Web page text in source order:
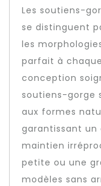
Les soutiens-
se distinguent
les
parfait à
conception
soutiens-gorge
aux formes
garantissant
maintien
petite ou une
modèles sans